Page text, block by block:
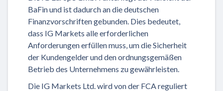
BaFin und ist dadurch an die deutschen
Finanzvorschriften gebunden. Dies bedeutet,
dass IG Markets alle erforderlichen
Anforderungen erfüllen muss, um die Sicherheit
der Kundengelder und den ordnungsgemäßen
Betrieb des Unternehmens zu gewährleisten.
Die IG Markets Ltd. wird von der FCA reguliert